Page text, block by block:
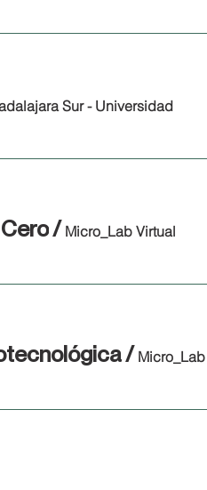
Sur - Universidad
/ Micro_Lab Virtual
/